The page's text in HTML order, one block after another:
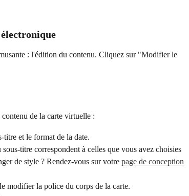
: l'édition du contenu. Cliquez sur "Modifier le
de la carte virtuelle :
et le format de la date.
titre correspondent à celles que vous avez choisies
de style ? Rendez-vous sur votre page de conception
modifier la police du corps de la carte.